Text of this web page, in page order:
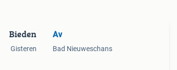
Bieden
Gisteren
Av
Bad Nieuweschans